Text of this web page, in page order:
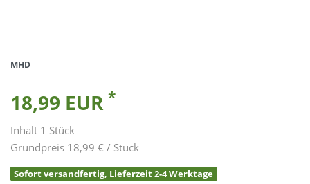
MHD
18,99 EUR *
Inhalt 1 Stück
Grundpreis 18,99 € / Stück
Sofort versandfertig, Lieferzeit 2-4 Werktage